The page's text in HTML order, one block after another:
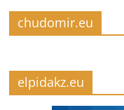
chudomir.eu
elpidakz.eu